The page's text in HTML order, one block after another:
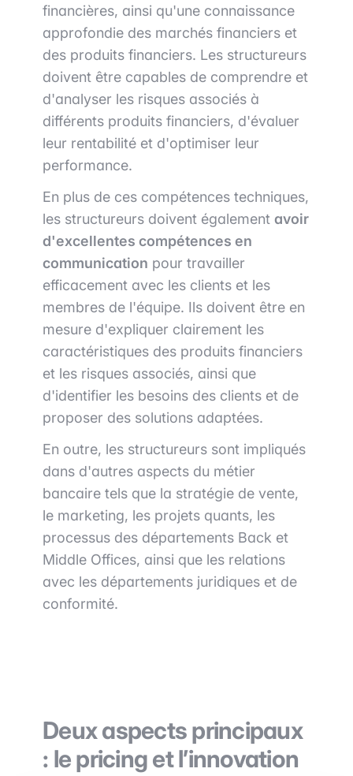
financières, ainsi qu'une connaissance
approfondie des marchés financiers et
des produits financiers. Les structureurs
doivent être capables de comprendre et
d'analyser les risques associés à
différents produits financiers, d'évaluer
leur rentabilité et d'optimiser leur
performance.
En plus de ces compétences techniques,
les structureurs doivent également avoir
d'excellentes compétences en
communication pour travailler
efficacement avec les clients et les
membres de l'équipe. Ils doivent être en
mesure d'expliquer clairement les
caractéristiques des produits financiers
et les risques associés, ainsi que
d'identifier les besoins des clients et de
proposer des solutions adaptées.
En outre, les structureurs sont impliqués
dans d'autres aspects du métier
bancaire tels que la stratégie de vente,
le marketing, les projets quants, les
processus des départements Back et
Middle Offices, ainsi que les relations
avec les départements juridiques et de
conformité.
Deux aspects principaux
: le pricing et l’innovation